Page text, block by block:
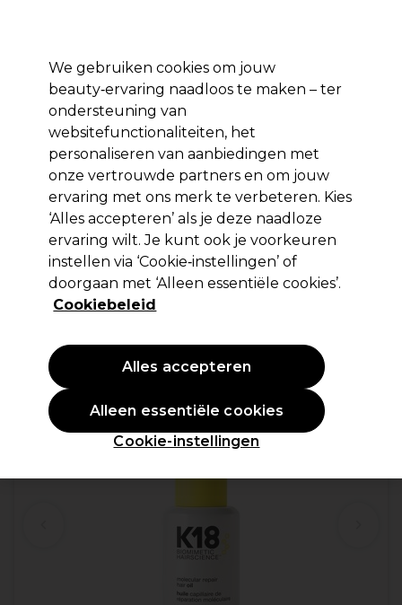
Aanmelden
Merken Deals 🌟 Haar Elektra Beauty
Volgende dag geleverd*
Na verzending, maandag t/m vrijdag
K18 Molecular Repair Haarolie 30ml
(0)
65,00 €
We gebruiken cookies om jouw
beauty‑ervaring naadloos te maken – ter
ondersteuning van
websitefunctionaliteiten, het
personaliseren van aanbiedingen met
onze vertrouwde partners en om jouw
ervaring met ons merk te verbeteren. Kies
‘Alles accepteren’ als je deze naadloze
ervaring wilt. Je kunt ook je voorkeuren
instellen via ‘Cookie‑instellingen’ of
doorgaan met ‘Alleen essentiële cookies’.
Cookiebeleid
Cookie-instellingen
Alleen essentiële cookies
Alles accepteren